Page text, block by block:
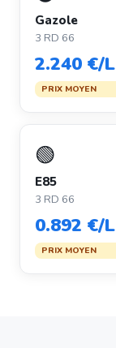
Gazole
3 RD 66
2.240 €/L
PRIX MOYEN
🟢
E85
3 RD 66
0.892 €/L
PRIX MOYEN